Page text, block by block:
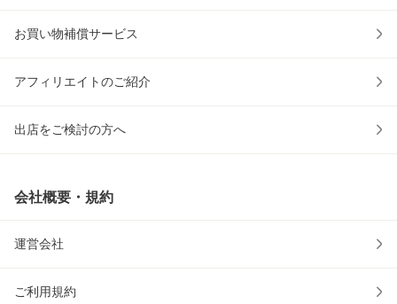
お買い物補償サービス
アフィリエイトのご紹介
出店をご検討の方へ
会社概要・規約
運営会社
ご利用規約